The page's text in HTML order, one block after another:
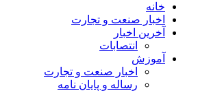
خانه
اخبار صنعت و تجارت
آخرین اخبار
انتصابات
آموزش
اخبار صنعت و تجارت
رساله و پایان نامه